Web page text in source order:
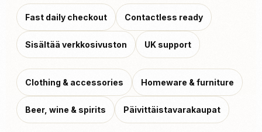
Fast daily checkout Contactless ready
Sisältää verkkosivuston UK support
Clothing & accessories Homeware & furniture
Beer, wine & spirits Päivittäistavarakaupat